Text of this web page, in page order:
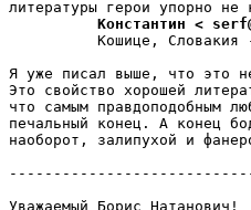
Константин <
Кошице, Словакия
Я уже писал выше, что это
Это свойство хорошей
что самым правдоподобным
печальный конец. А конец
наоборот, залипухой и
Уважаемый Борис Hатанович!